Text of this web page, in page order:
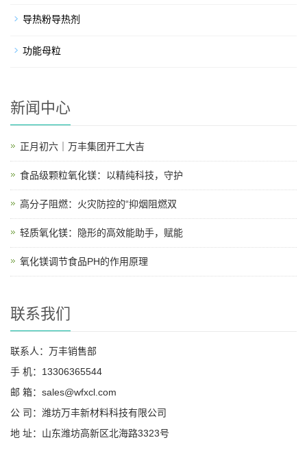
导热粉导热剂
功能母粒
新闻中心
正月初六｜万丰集团开工大吉
食品级颗粒氧化镁：以精纯科技，守护
高分子阻燃：火灾防控的“抑烟阻燃双
轻质氧化镁：隐形的高效能助手，赋能
氧化镁调节食品PH的作用原理
联系我们
联系人：万丰销售部
手 机：13306365544
邮 箱：sales@wfxcl.com
公 司：潍坊万丰新材料科技有限公司
地 址：山东潍坊高新区北海路3323号